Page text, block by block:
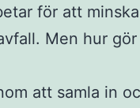
för att
Men hur gör
att samla in